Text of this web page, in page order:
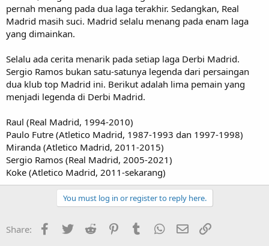
pernah menang pada dua laga terakhir. Sedangkan, Real
Madrid masih suci. Madrid selalu menang pada enam laga
yang dimainkan.
Selalu ada cerita menarik pada setiap laga Derbi Madrid.
Sergio Ramos bukan satu-satunya legenda dari persaingan
dua klub top Madrid ini. Berikut adalah lima pemain yang
menjadi legenda di Derbi Madrid.
Raul (Real Madrid, 1994-2010)
Paulo Futre (Atletico Madrid, 1987-1993 dan 1997-1998)
Miranda (Atletico Madrid, 2011-2015)
Sergio Ramos (Real Madrid, 2005-2021)
Koke (Atletico Madrid, 2011-sekarang)
You must log in or register to reply here.
Share: Facebook
Twitter Reddit PinterestTumblr WhatsApp
Email